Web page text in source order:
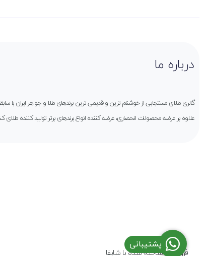
درباره ما
گالری طلای مستجابی از خوشنام ترین و قدیمی ترین برندهای طلا و جواهر ایران
علاوه بر عرضه محصولات انحصاری، عرضه کننده انواع برندهای برتر تولید کننده
فروشگاه ساخته شده با شاپفا
پشتیبانی